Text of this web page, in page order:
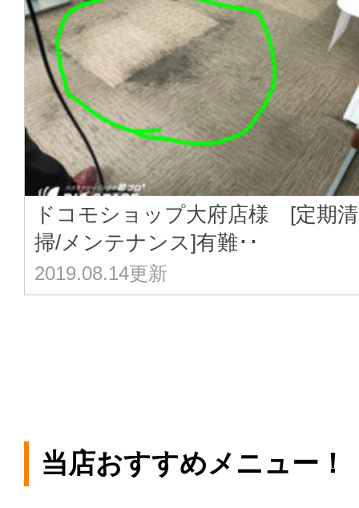
ドコモショップ大府店様 [定期清
掃/メンテナンス]有難･･
2019.08.14更新
当店おすすめメニュー！